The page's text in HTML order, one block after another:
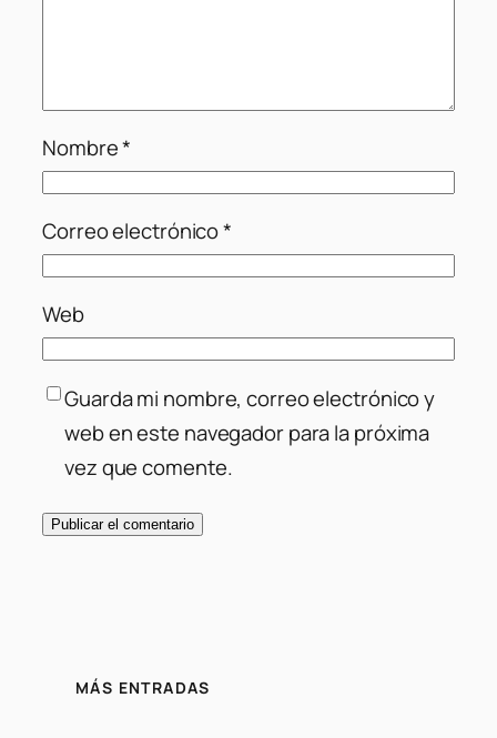
Nombre*
Correo electrónico*
Web
Guarda mi nombre, correo electrónico y
web en este navegador para la próxima
vez que comente.
MÁS ENTRADAS